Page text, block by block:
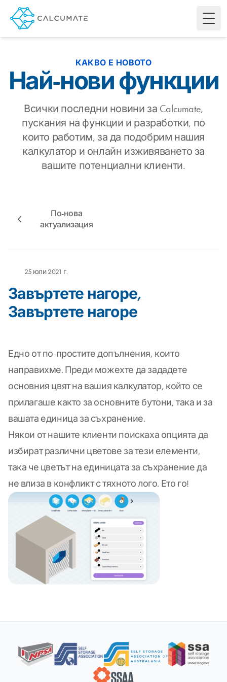
КАКВО Е НОВОТО
Най-нови функции
Всички последни новини за Calcumate,
пускания на функции и разработки, по
които работим, за да подобрим нашия
калкулатор и онлайн изживяването за
вашите потенциални клиенти.
По-нова
актуализация
25 юли 2021 г.
Завъртете нагоре,
Завъртете нагоре
Едно от по-простите допълнения, които
направихме. Преди можехте да зададете
основния цвят на вашия калкулатор, който се
прилагаше както за основните бутони, така и за
вашата единица за съхранение.
Някои от нашите клиенти поискаха опцията да
избират различни цветове за тези елементи,
така че цветът на единицата за съхранение да
не влиза в конфликт с тяхното лого. Ето го!